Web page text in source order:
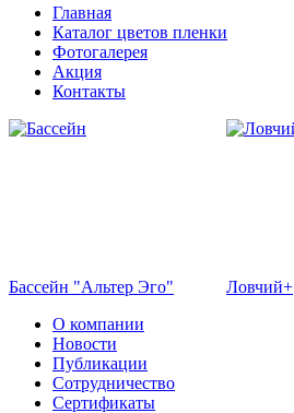
Главная
Каталог цветов пленки
Фотогалерея
Акция
Контакты
Бассейн "Альтер Эго" Ловчий+
О компании
Новости
Публикации
Сотрудничество
Сертификаты